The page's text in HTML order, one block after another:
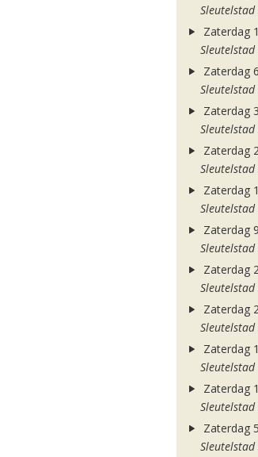
Sleutelstad
Zaterdag
Sleutelstad
Zaterdag
Sleutelstad
Zaterdag
Sleutelstad
Zaterdag
Sleutelstad
Zaterdag
Sleutelstad
Zaterdag
Sleutelstad
Zaterdag
Sleutelstad
Zaterdag
Sleutelstad
Zaterdag
Sleutelstad
Zaterdag
Sleutelstad
Zaterdag
Sleutelstad